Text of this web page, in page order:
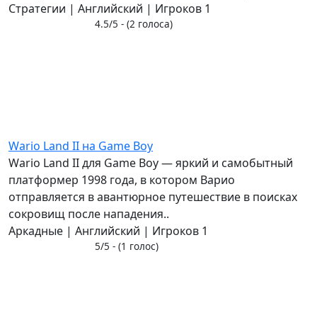
Стратегии | Английский | Игроков 1
4.5/5 - (2 голоса)
Wario Land II на Game Boy
Wario Land II для Game Boy — яркий и самобытный
платформер 1998 года, в котором Варио
отправляется в авантюрное путешествие в поисках
сокровищ после нападения..
Аркадные | Английский | Игроков 1
5/5 - (1 голос)